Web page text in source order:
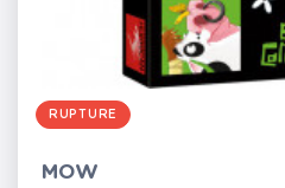
RUPTURE
MOW